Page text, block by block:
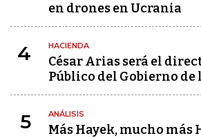
en drones en Ucrania
4 HACIENDA
César Arias será el
Público del Gobierno
5 ANÁLISIS
Más Hayek, mucho más